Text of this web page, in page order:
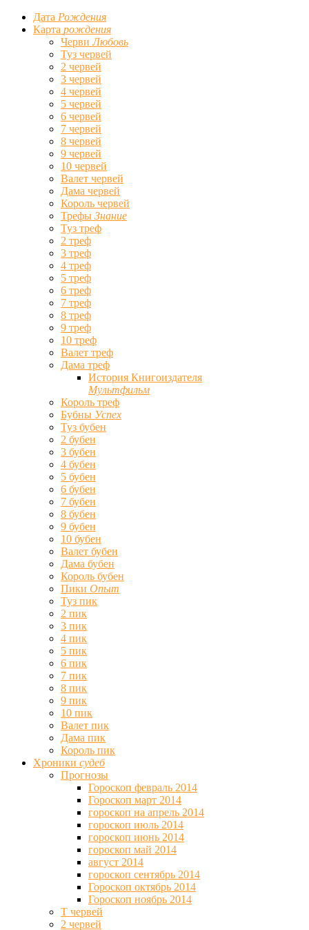
Дата Рождения
Карта рождения
ЧервиЛюбовь
Туз червей
2 червей
3 червей
4 червей
5 червей
6 червей
7 червей
8 червей
9 червей
10 червей
Валет червей
Дама червей
Король червей
Трефы Знание
Туз треф
2 треф
3 треф
4 треф
5 треф
6 треф
7 треф
8 треф
9 треф
10 треф
Валет треф
Дама треф
История Книгоиздателя
Мультфильм
Король треф
Бубны Успех
Туз бубен
2 бубен
3 бубен
4 бубен
5 бубен
6 бубен
7 бубен
8 бубен
9 бубен
10 бубен
Валет бубен
Дама бубен
Король бубен
Пики Опыт
Туз пик
2 пик
3 пик
4 пик
5 пик
6 пик
7 пик
8 пик
9 пик
10 пик
Валет пик
Дама пик
Король пик
Хроники судеб
Прогнозы
Гороскоп февраль 2014
Гороскоп март 2014
гороскоп на апрель 2014
гороскоп июль 2014
гороскоп июнь 2014
гороскоп май 2014
август 2014
гороскоп сентябрь 2014
Гороскоп октябрь 2014
Гороскоп ноябрь 2014
Т червей
2 червей